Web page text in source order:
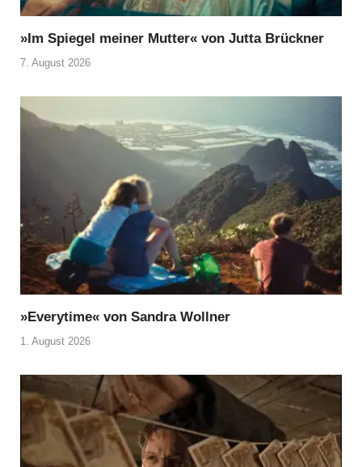
»Im Spiegel meiner Mutter« von Jutta Brückner
7. August 2026
»Everytime« von Sandra Wollner
1. August 2026